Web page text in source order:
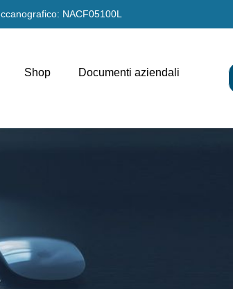
NACF05100L
Shop Documenti aziendali